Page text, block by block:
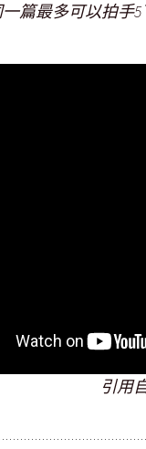
篇最多可以拍手
引用